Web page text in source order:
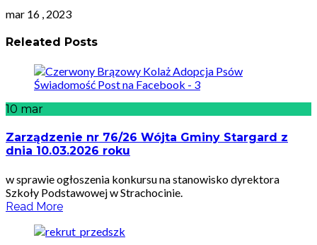
mar 16 , 2023
Releated Posts
10 mar
Zarządzenie nr 76/26 Wójta Gminy Stargard z
dnia 10.03.2026 roku
w sprawie ogłoszenia konkursu na stanowisko dyrektora
Szkoły Podstawowej w Strachocinie.
Read More